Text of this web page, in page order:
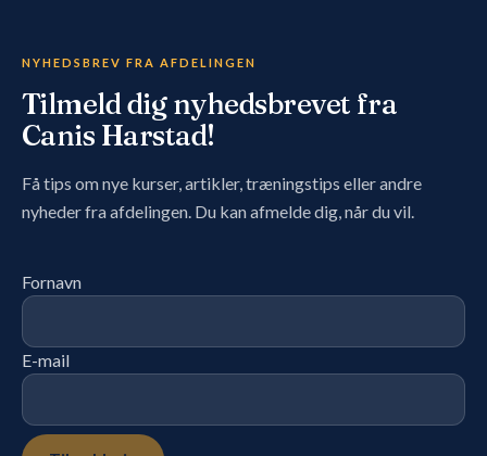
NYHEDSBREV FRA AFDELINGEN
Tilmeld dig nyhedsbrevet fra
Canis Harstad!
Få tips om nye kurser, artikler, træningstips eller andre
nyheder fra afdelingen. Du kan afmelde dig, når du vil.
Fornavn
E-mail